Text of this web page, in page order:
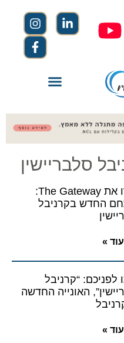
סלבריישין
הכירו את The Gateway:
החדש בקרניבל
»
לפניכם: “קרניבל
האונייה החדשה
»